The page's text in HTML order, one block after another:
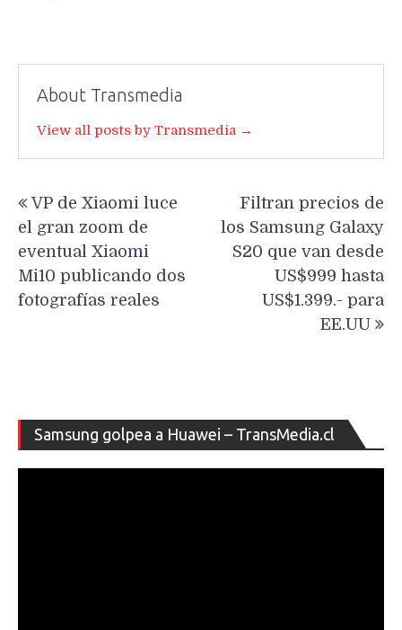
About Transmedia
View all posts by Transmedia →
de
entradas
VP de Xiaomi luce
el gran zoom de
eventual Xiaomi
Mi10 publicando dos
fotografías reales
Filtran precios de
los Samsung Galaxy
S20 que van desde
US$999 hasta
US$1.399.- para
EE.UU
Samsung golpea a Huawei – TransMedia.cl
de